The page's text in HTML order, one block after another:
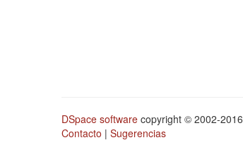
DSpace software copyright © 2002-2016
Contacto | Sugerencias